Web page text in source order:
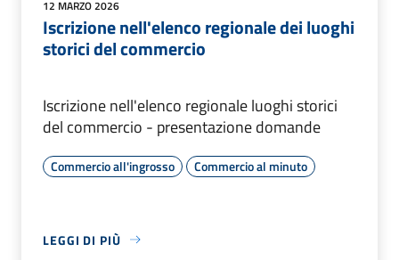
12 MARZO 2026
Iscrizione nell'elenco regionale dei luoghi
storici del commercio
Iscrizione nell'elenco regionale luoghi storici
del commercio - presentazione domande
Commercio all'ingrosso Commercio al minuto
LEGGI DI PIÙ